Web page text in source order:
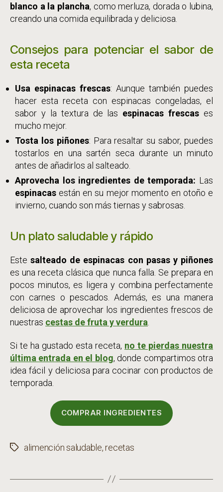
blanco a la plancha, como merluza, dorada o lubina,
creando una comida equilibrada y deliciosa.
Consejos para potenciar el sabor de
esta receta
Usa espinacas frescas: Aunque también puedes
hacer esta receta con espinacas congeladas, el
sabor y la textura de las espinacas frescas es
mucho mejor.
Tosta los piñones: Para resaltar su sabor, puedes
tostarlos en una sartén seca durante un minuto
antes de añadirlos al salteado.
Aprovecha los ingredientes de temporada: Las
espinacas están en su mejor momento en otoño e
invierno, cuando son más tiernas y sabrosas.
Un plato saludable y rápido
Estesalteado de espinacas con pasas y piñones
es una receta clásica que nunca falla. Se prepara en
pocos minutos, es ligera y combina perfectamente
con carnes o pescados. Además, es una manera
deliciosa de aprovechar los ingredientes frescos de
nuestras cestas de fruta y verdura
Si te ha gustado esta receta, no te pierdas nuestra
última entrada en el blog, donde compartimos otra
idea fácil y deliciosa para cocinar con productos de
temporada.
COMPRAR INGREDIENTES
Etiquetas
alimención saludable,recetas